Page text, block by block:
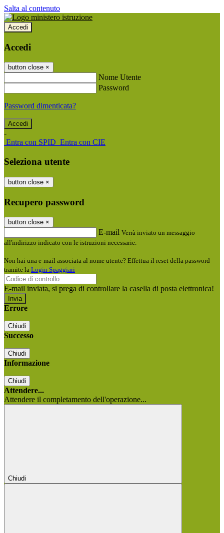
Salta al contenuto
Accedi
Accedi
button close ×
Nome Utente
Password
Password dimenticata?
-
Entra con SPID Entra con CIE
Seleziona utente
button close ×
Recupero password
button close ×
E-mail Verrà inviato un messaggio
all'indirizzo indicato con le istruzioni necessarie.
Non hai una e-mail associata al nome utente? Effettua il reset della password
tramite la Login Spaggiari
E-mail inviata, si prega di controllare la casella di posta elettronica!
Errore
Chiudi
Successo
Chiudi
Informazione
Chiudi
Attendere...
Attendere il completamento dell'operazione...
Chiudi